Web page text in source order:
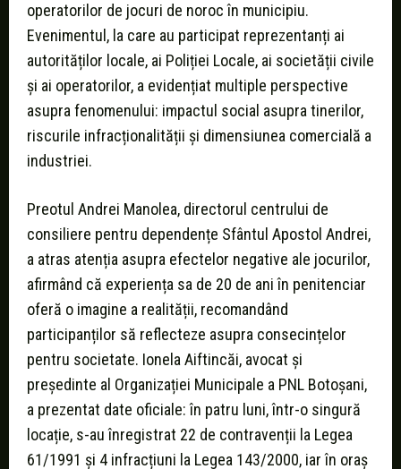
operatorilor de jocuri de noroc în municipiu.
Evenimentul, la care au participat reprezentanți ai
autorităților locale, ai Poliției Locale, ai societății civile
și ai operatorilor, a evidențiat multiple perspective
asupra fenomenului: impactul social asupra tinerilor,
riscurile infracționalității și dimensiunea comercială a
industriei.
Preotul Andrei Manolea, directorul centrului de
consiliere pentru dependențe Sfântul Apostol Andrei,
a atras atenția asupra efectelor negative ale jocurilor,
afirmând că experiența sa de 20 de ani în penitenciar
oferă o imagine a realității, recomandând
participanților să reflecteze asupra consecințelor
pentru societate. Ionela Aiftincăi, avocat și
președinte al Organizației Municipale a PNL Botoșani,
a prezentat date oficiale: în patru luni, într-o singură
locație, s-au înregistrat 22 de contravenții la Legea
61/1991 și 4 infracțiuni la Legea 143/2000, iar în oraș